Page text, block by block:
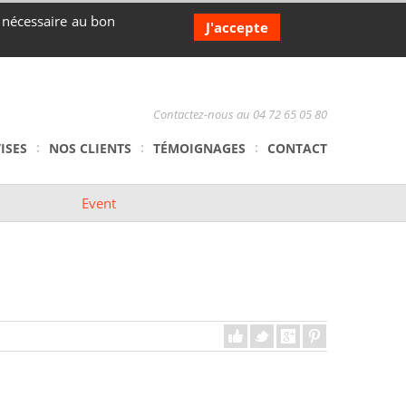
Contactez-nous au 04 72 65 05 80
NOS CLIENTS TÉMOIGNAGES CONTACT
Event
au bon
J'accepte